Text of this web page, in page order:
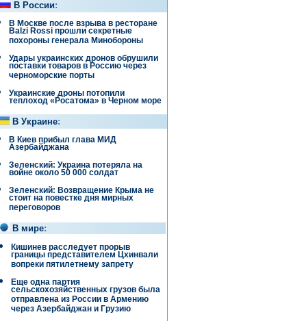
В России:
В Москве после взрыва в ресторане
Balzi Rossi прошли секретные
похороны генерала Минобороны
Удары украинских дронов обрушили
поставки товаров в Россию через
черноморские порты
Украинские дроны потопили
теплоход «Росатома» в Черном море
В Украине:
В Киев прибыл глава МИД
Азербайджана
Зеленский: Украина потеряла на
войне около 50 000 солдат
Зеленский: Возвращение Крыма не
стоит на повестке дня мирных
переговоров
В мире:
Кишинев расследует прорыв
границы представителем Цхинвали
вопреки пятилетнему запрету
Еще одна партия
сельскохозяйственных грузов была
отправлена ​​из России в Армению
через Азербайджан и Грузию